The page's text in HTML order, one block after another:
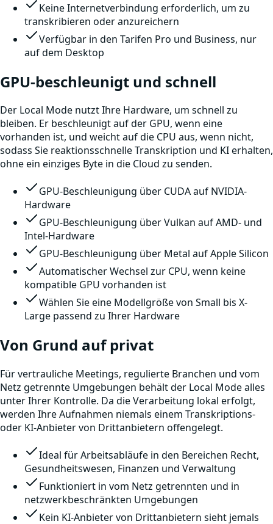
Keine Internetverbindung erforderlich, um zu
transkribieren oder anzureichern
Verfügbar in den Tarifen Pro und Business, nur
auf dem Desktop
GPU-beschleunigt und schnell
Der Local Mode nutzt Ihre Hardware, um schnell zu
bleiben. Er beschleunigt auf der GPU, wenn eine
vorhanden ist, und weicht auf die CPU aus, wenn nicht,
sodass Sie reaktionsschnelle Transkription und KI erhalten,
ohne ein einziges Byte in die Cloud zu senden.
GPU-Beschleunigung über CUDA auf NVIDIA-
Hardware
GPU-Beschleunigung über Vulkan auf AMD- und
Intel-Hardware
GPU-Beschleunigung über Metal auf Apple Silicon
Automatischer Wechsel zur CPU, wenn keine
kompatible GPU vorhanden ist
Wählen Sie eine Modellgröße von Small bis X-
Large passend zu Ihrer Hardware
Von Grund auf privat
Für vertrauliche Meetings, regulierte Branchen und vom
Netz getrennte Umgebungen behält der Local Mode alles
unter Ihrer Kontrolle. Da die Verarbeitung lokal erfolgt,
werden Ihre Aufnahmen niemals einem Transkriptions-
oder KI-Anbieter von Drittanbietern offengelegt.
Ideal für Arbeitsabläufe in den Bereichen Recht,
Gesundheitswesen, Finanzen und Verwaltung
Funktioniert in vom Netz getrennten und in
netzwerkbeschränkten Umgebungen
Kein KI-Anbieter von Drittanbietern sieht jemals